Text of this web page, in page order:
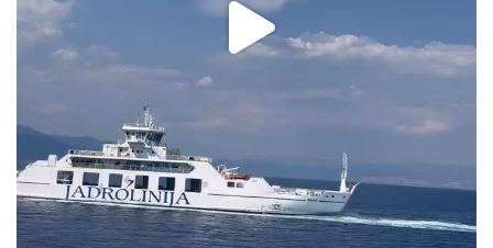
via.carrera
Aug 2